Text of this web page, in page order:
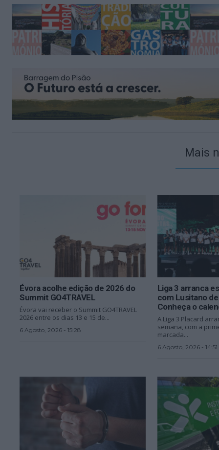
Mais
Évora acolhe edição de 2026 do
Summit GO4TRAVEL
Évora vai receber o Summit GO4TRAVEL
2026 entre os dias 13 e 15 de...
6 Agosto, 2026 - 15:28
Liga 3 arranca
com Lusitano
Conheça o
A Liga 3 Placard
semana, com a
marcada...
6 Agosto, 2026 - 14:51